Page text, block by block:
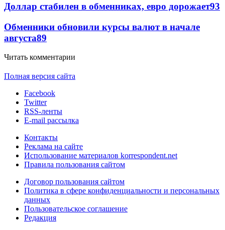
Доллар стабилен в обменниках, евро дорожает93
Обменники обновили курсы валют в начале
августа89
Читать комментарии
Полная версия сайта
Facebook
Twitter
RSS-ленты
E-mail рассылка
Контакты
Реклама на сайте
Использование материалов korrespondent.net
Правила пользования сайтом
Договор пользования сайтом
Политика в сфере конфиденциальности и персональных
данных
Пользовательское соглашение
Редакция